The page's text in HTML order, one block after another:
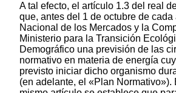
A tal efecto, el artículo 1.3 del real
que, antes del 1 de octubre de
Nacional de los Mercados y la
Ministerio para la Transición
Demográfico una previsión de las
normativo en materia de energía
previsto iniciar dicho organismo
(en adelante, el «Plan Normativo»).